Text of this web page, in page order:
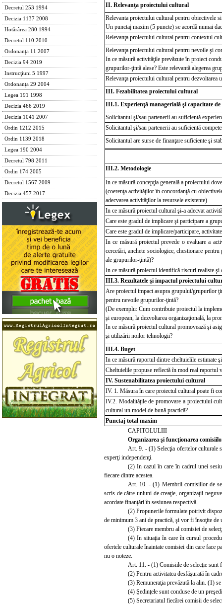
Decretul 253 1994
Decizia 1137 2008
Hotărârea 280 1994
Decretul 110 2010
Ordonanţa 11 2007
Decizia 94 2019
Instrucţiuni 5 1997
Ordonanţa 29 2004
Legea 191 1998
Decizia 466 2019
Decizia 1041 2007
Ordin 1212 2015
Ordin 1139 2018
Legea 190 2004
Decretul 798 2011
Ordin 174 2005
Decretul 1567 2009
Decizia 457 2017
II. Relevanţa proiectului cultural
Relevanta proiectului cultural pentru obiectivele
Un punctaj maxim (5 puncte) se acordă numai
Relevanţa proiectului cultural pentru contextul
Relevanţa proiectului cultural pentru nevoile şi
In ce măsură activităţile prevăzute în proiect
grupurilor-ţintă alese? Este relevantă alegerea
Relevanţa proiectului cultural pentru dezvoltarea
III. Fezabilitatea proiectului cultural
III.1. Experienţă managerială şi capacitate
Solicitantul şi/sau partenerii au suficientă
Solicitantul şi/sau partenerii au suficientă
Solicitantul are surse de finanţare suficiente şi
III.2. Metodologie
In ce măsură concepţia generală a proiectului
(coerenţa activităţilor în concordanţă cu
adecvarea activităţilor la resursele existente)
In ce măsură proiectul cultural şi-a adecvat
Care este gradul de implicare şi participare a
Care este gradul de implicare/participare,
In ce măsură proiectul prevede o evaluare a
cercetări, anchete sociologice, chestionare
ale grupurilor-ţintă)?
In ce măsură proiectul identifică riscuri realiste
III.3. Rezultatele şi impactul proiectului
Are proiectul impact asupra grupului/grupurilor
pentru nevoile grupurilor-ţintă?
(De exemplu: Cum contribuie proiectul la
şi european, la dezvoltarea organizaţională, la
In ce măsură proiectul cultural promovează şi
şi utilizării noilor tehnologii?
III.4. Buget
In ce măsură raportul dintre cheltuielile estimate
Cheltuielile propuse reflectă în mod real raportul
IV. Sustenabilitatea proiectului cultural
IV. 1. Măsura în care proiectul cultural poate fi
IV.2. Modalităţile de promovare a proiectului
cultural un model de bună practică?
Punctaj total maxim
CAPITOLULIII
Organizarea şi funcţionarea
Art. 9. - (1) Selecţia ofertelor culturale
experţi independenţi.
(2) In cazul în care în cadrul unei
fiecare dintre acestea.
Art. 10. - (1) Membrii comisiilor de
scris de către uniuni de creaţie, organizaţii
acordate finanţări în sesiunea respectivă.
(2) Propunerile formulate potrivit
de minimum 3 ani de practică, şi vor fi însoţite de
(3) Fiecare membru al comisiei de
(4)In situaţia în care în cursul
ofertele culturale înaintate comisiei din care face
nu o noteze.
Art. 11. - (1) Comisiile de selecţie sunt
(2) Pentru activitatea desfăşurată în
(3) Remuneraţia prevăzută la alin. (1)
(4) Şedinţele sunt conduse de un
(5) Secretariatul fiecărei comisii de